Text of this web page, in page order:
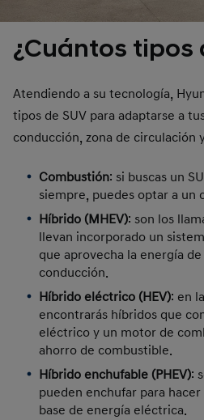
¿Cuántos tipos
Atendiendo a su tecnología,
tipos de SUV para adaptarse a
conducción, zona de circulación
Combustión: si buscas un
siempre, puedes optar a un
Híbrido (MHEV): son los
llevan incorporado un
que aprovecha la energía
conducción.
Híbrido eléctrico (HEV): en
encontrarás híbridos que
eléctrico y un motor de
ahorro de combustible.
Híbrido enchufable (PHEV):
pueden enchufar para
base de energía eléctrica.